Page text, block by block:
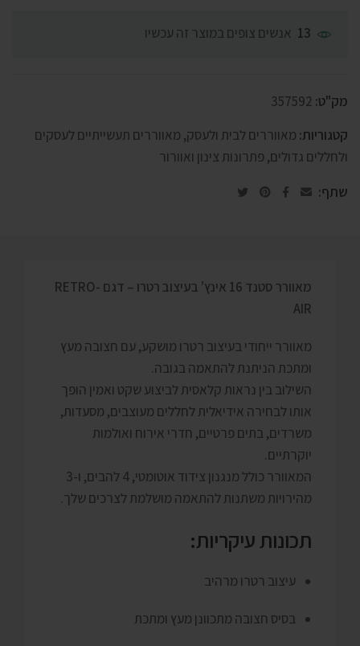
13 אנשים צופים במוצר זה עכשיו
מק"ט: 357592
קטגוריות: מאווררים לבית ולעסק, מאווררים תעשייתיים לעסקים
ולחללים גדולים, פתרונות צינון ואוורור
שתף:
מאוורר סטנד 16 אינץ’ בעיצוב רטרו – דגם RETRO-
AIR
מאוורר ייחודי בעיצוב רטרו מושקע, עם חצובה מעץ
ומתכת הניתנת להתאמה בגובה.
השילוב בין נראות קלאסית לביצוע שקט ואמין הופך
אותו לבחירה אידיאלית לחללים מעוצבים, מסעדות,
משרדים, בתים פרטיים, חדרי אירוח ואולמות
יוקרתיים.
המאוורר כולל מנגנון צידוד אוטומטי, 4 להבים, ו-3
מהירויות משתנות להתאמה מושלמת לצרכים שלך.
תכונות עיקריות:
עיצוב רטרו מרהיב
בסיס חצובה מתכוונן מעץ ומתכת